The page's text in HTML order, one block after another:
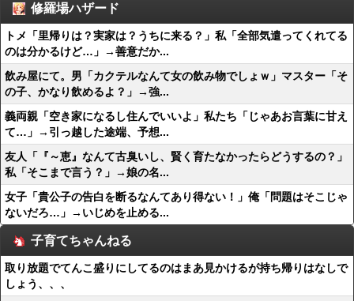
修羅場ハザード
トメ「里帰りは？実家は？うちに来る？」私「全部気遣ってくれてる
のは分かるけど…」→善意だか...
飲み屋にて。男「カクテルなんて女の飲み物でしょｗ」マスター「そ
の子、かなり飲めるよ？」→強...
義両親「空き家になるし住んでいいよ」私たち「じゃあお言葉に甘え
て…」→引っ越した途端、予想...
友人「『～恵』なんて古臭いし、賢く育たなかったらどうするの？」
私「そこまで言う？」→娘の名...
女子「貴公子の告白を断るなんてあり得ない！」俺「問題はそこじゃ
ないだろ…」→いじめを止める...
子育てちゃんねる
取り放題でてんこ盛りにしてるのはまあ見かけるが持ち帰りはなしで
しょう、、、